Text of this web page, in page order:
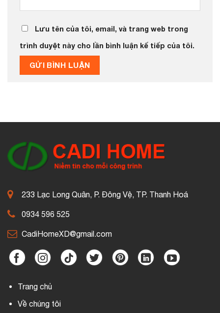
Lưu tên của tôi, email, và trang web trong
trình duyệt này cho lần bình luận kế tiếp của tôi.
233 Lạc Long Quân, P. Đông Vệ, TP. Thanh Hoá
0934 596 525
CadiHomeXD@gmail.com
Trang chủ
Về chúng tôi